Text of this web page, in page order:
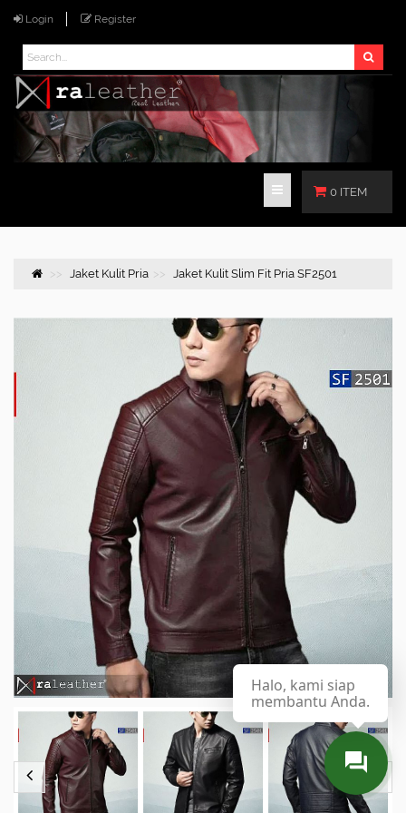
Login Register
0 ITEM
Jaket Kulit Pria Jaket Kulit Slim Fit Pria SF2501
Halo, kami siap
membantu Anda.